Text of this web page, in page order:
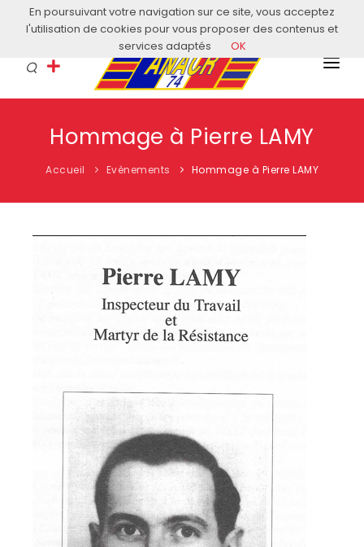
Courriel: contact@anacr74.fr
L’ANACR
EVÈNEMENTS
COMITÉS LOCAUX
RESSOURCES
Hommage à Pierre LAMY
Accueil Evènements Hommage à Pierre LAMY
En poursuivant votre navigation sur ce site, vous acceptez
l'utilisation de cookies pour vous proposer des contenus et
services adaptés
OK